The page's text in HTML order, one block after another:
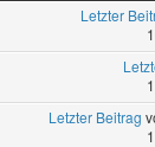
Letzter
Letzter Beitrag